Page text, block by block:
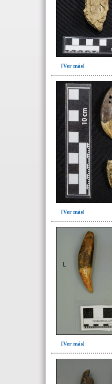
[Ver más]
[Ver más]
[Ver más]